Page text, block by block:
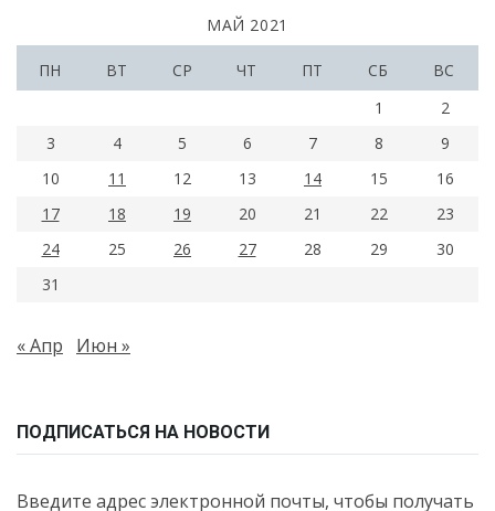
МАЙ 2021
ПН ВТ СР ЧТ ПТ СБ
ВС
1
2
3
4 5 6 7 8
9
10
11 12 13 14 15
16
17
18 19 20 21 22
23
24
25 26 27 28 29
30
31
« Апр Июн »
ПОДПИСАТЬСЯ НА НОВОСТИ
Введите адрес электронной почты, чтобы получать